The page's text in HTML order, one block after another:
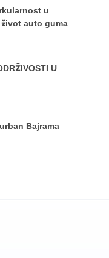
u
auto guma
U
Bajrama